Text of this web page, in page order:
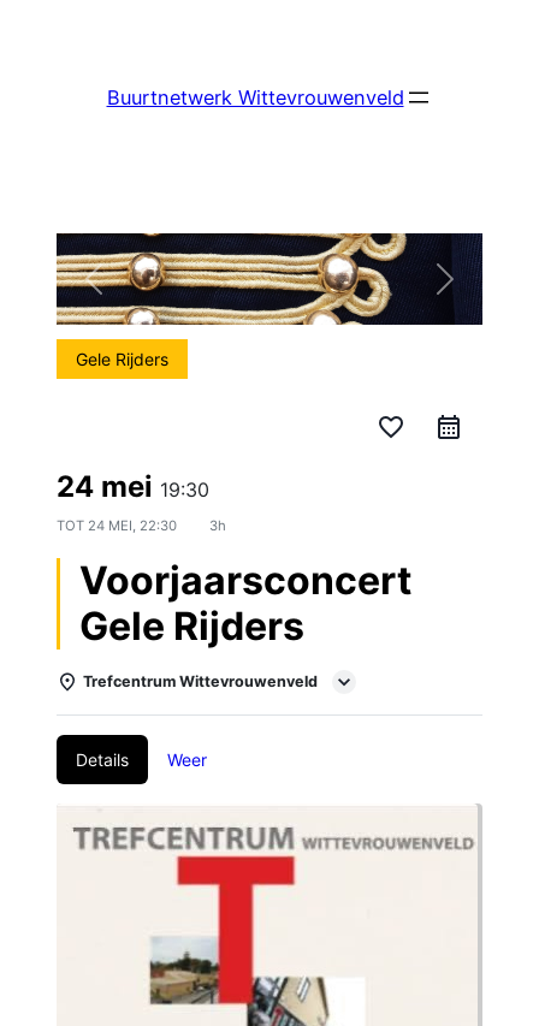
Buurtnetwerk Wittevrouwenveld
Gele Rijders
favorite_border
24 mei 19:30
TOT 24 MEI, 22:30 3h
Voorjaarsconcert
Gele Rijders
Trefcentrum Wittevrouwenveld
Details Weer